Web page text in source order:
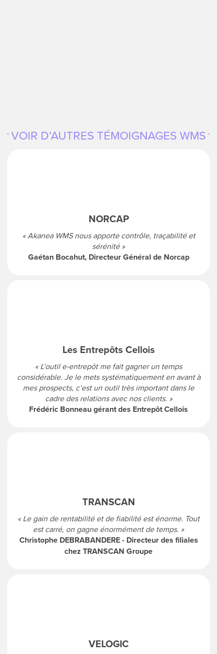
VOIR D’AUTRES TÉMOIGNAGES WMS
NORCAP
« Akanea WMS nous apporte contrôle, traçabilité et
sérénité »
Gaétan Bocahut, Directeur Général de Norcap
Les Entrepôts Cellois
« L’outil e-entrepôt me fait gagner un temps
considérable. Je le mets systématiquement en avant à
mes prospects, c’est un outil très important dans le
cadre des relations avec nos clients. »
Frédéric Bonneau gérant des Entrepôt Cellois
TRANSCAN
« Le gain de rentabilité et de fiabilité est énorme. Tout
est carré, on gagne énormément de temps. »
Christophe DEBRABANDERE - Directeur des filiales
chez TRANSCAN Groupe
VELOGIC